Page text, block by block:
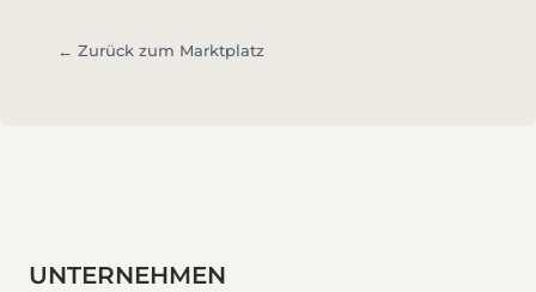
← Zurück zum Marktplatz
UNTERNEHMEN